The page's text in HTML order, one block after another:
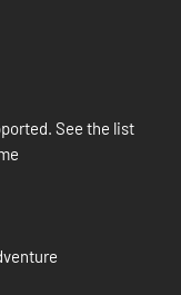
See the list